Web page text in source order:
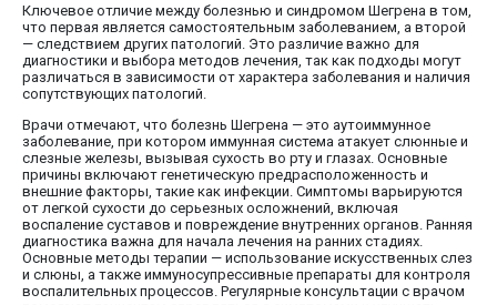
Ключевое отличие между болезнью и синдромом Шегрена в том,
что первая является самостоятельным заболеванием, а второй
— следствием других патологий. Это различие важно для
диагностики и выбора методов лечения, так как подходы могут
различаться в зависимости от характера заболевания и наличия
сопутствующих патологий.
Врачи отмечают, что болезнь Шегрена — это аутоиммунное
заболевание, при котором иммунная система атакует слюнные и
слезные железы, вызывая сухость во рту и глазах. Основные
причины включают генетическую предрасположенность и
внешние факторы, такие как инфекции. Симптомы варьируются
от легкой сухости до серьезных осложнений, включая
воспаление суставов и повреждение внутренних органов. Ранняя
диагностика важна для начала лечения на ранних стадиях.
Основные методы терапии — использование искусственных слез
и слюны, а также иммуносупрессивные препараты для контроля
воспалительных процессов. Регулярные консультации с врачом